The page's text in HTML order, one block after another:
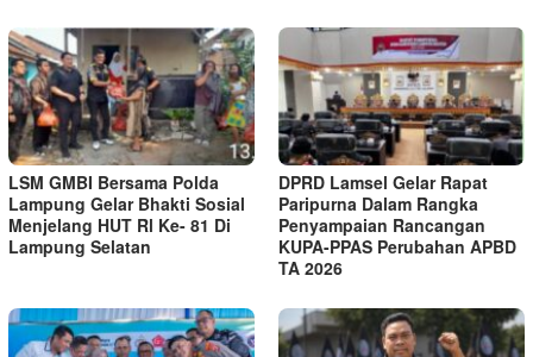
LSM GMBI Bersama Polda
Lampung Gelar Bhakti Sosial
Menjelang HUT Rl Ke- 81 Di
Lampung Selatan
DPRD Lamsel Gelar Rapat
Paripurna Dalam Rangka
Penyampaian Rancangan
KUPA-PPAS Perubahan APBD
TA 2026